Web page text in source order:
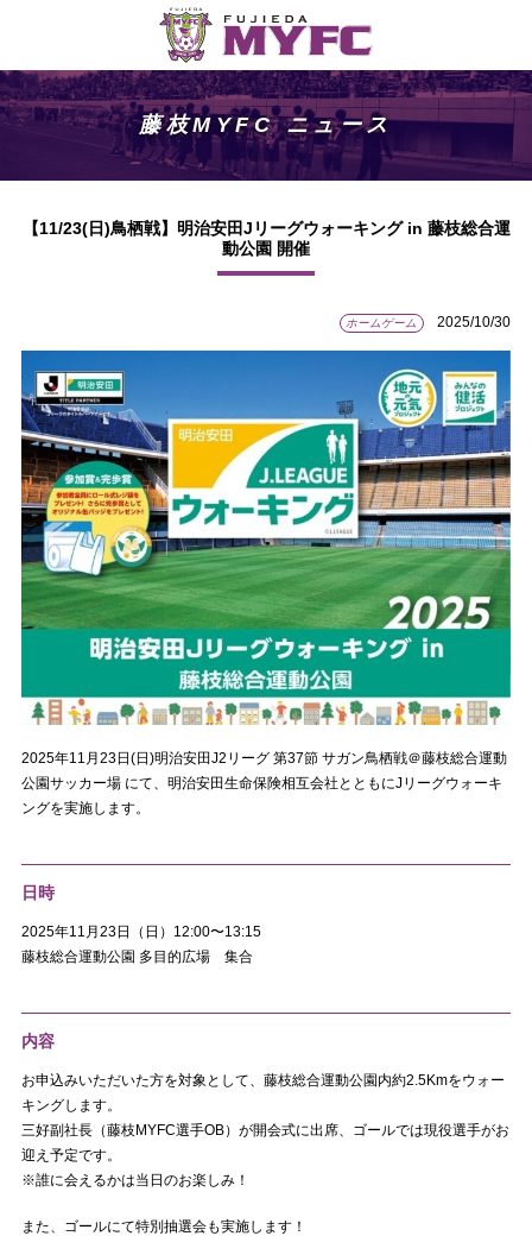
藤枝MYFC ニュース
【11/23(日)鳥栖戦】明治安田Jリーグウォーキング in 藤枝総合運
動公園 開催
ホームゲーム 2025/10/30
2025年11月23日(日)明治安田J2リーグ 第37節 サガン鳥栖戦＠藤枝総合運動
公園サッカー場 にて、明治安田生命保険相互会社とともにJリーグウォーキ
ングを実施します。
日時
2025年11月23日（日）12:00〜13:15
藤枝総合運動公園 多目的広場 集合
内容
お申込みいただいた方を対象として、藤枝総合運動公園内約2.5Kmをウォー
キングします。
三好副社長（藤枝MYFC選手OB）が開会式に出席、ゴールでは現役選手がお
迎え予定です。
※誰に会えるかは当日のお楽しみ！
また、ゴールにて特別抽選会も実施します！